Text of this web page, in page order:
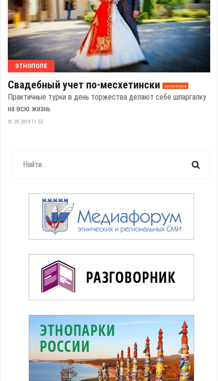
ЭТНОПОЛЕ
Свадебный учет по-месхетински эксклюзив
Практичные турки в день торжества делают себе шпаргалку
на всю жизнь
01.09.2018 11:52